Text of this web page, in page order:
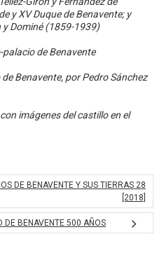
y XV Duque de Benavente; y
y Dominé (1859-1939)
de Benavente
Benavente, por Pedro Sánchez
imágenes del castillo en el
DE BENAVENTE Y SUS TIERRAS 28
[2018]
DE BENAVENTE 500 AÑOS